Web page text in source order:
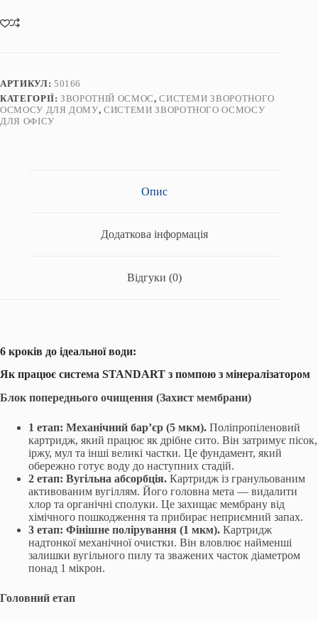
помпою
з
16JG+M-
S
кількість
АРТИКУЛ: 50166
КАТЕГОРІЇ:ЗВОРОТНІЙ ОСМОС,СИСТЕМИ ЗВОРОТНОГО
ОСМОСУ ДЛЯ ДОМУ,СИСТЕМИ ЗВОРОТНОГО ОСМОСУ
ДЛЯ ОФІСУ
Опис
Додаткова інформація
Відгуки (0)
6 кроків до ідеальної води:
Як працює система STANDART з помпою з мінералізатором
Блок попереднього очищення (Захист мембрани)
1 етап: Механічний бар’єр (5 мкм). Поліпропіленовий
картридж, який працює як дрібне сито. Він затримує пісок,
іржу, мул та інші великі частки. Це фундамент, який
обережно готує воду до наступних стадій.
2 етап: Вугільна абсорбція. Картридж із гранульованим
активованим вугіллям. Його головна мета — видалити
хлор та органічні сполуки. Це захищає мембрану від
хімічного пошкодження та прибирає неприємний запах.
3 етап: Фінішне полірування (1 мкм). Картридж
надтонкої механічної очистки. Він вловлює найменші
залишки вугільного пилу та зважених часток діаметром
понад 1 мікрон.
Головний етап